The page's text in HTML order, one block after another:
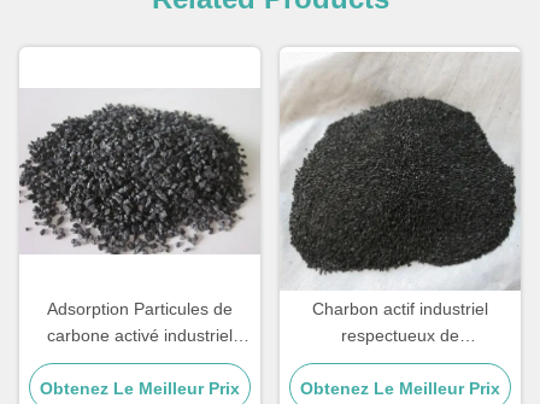
Adsorption Particules de
carbone activé industriel
pour le contrôle de la
pollution
Obtenez Le Meilleur Prix
Charbon actif industriel
respectueux de
l'environnement pour
l'assainissement des sols et
Obtenez Le Meilleur Prix